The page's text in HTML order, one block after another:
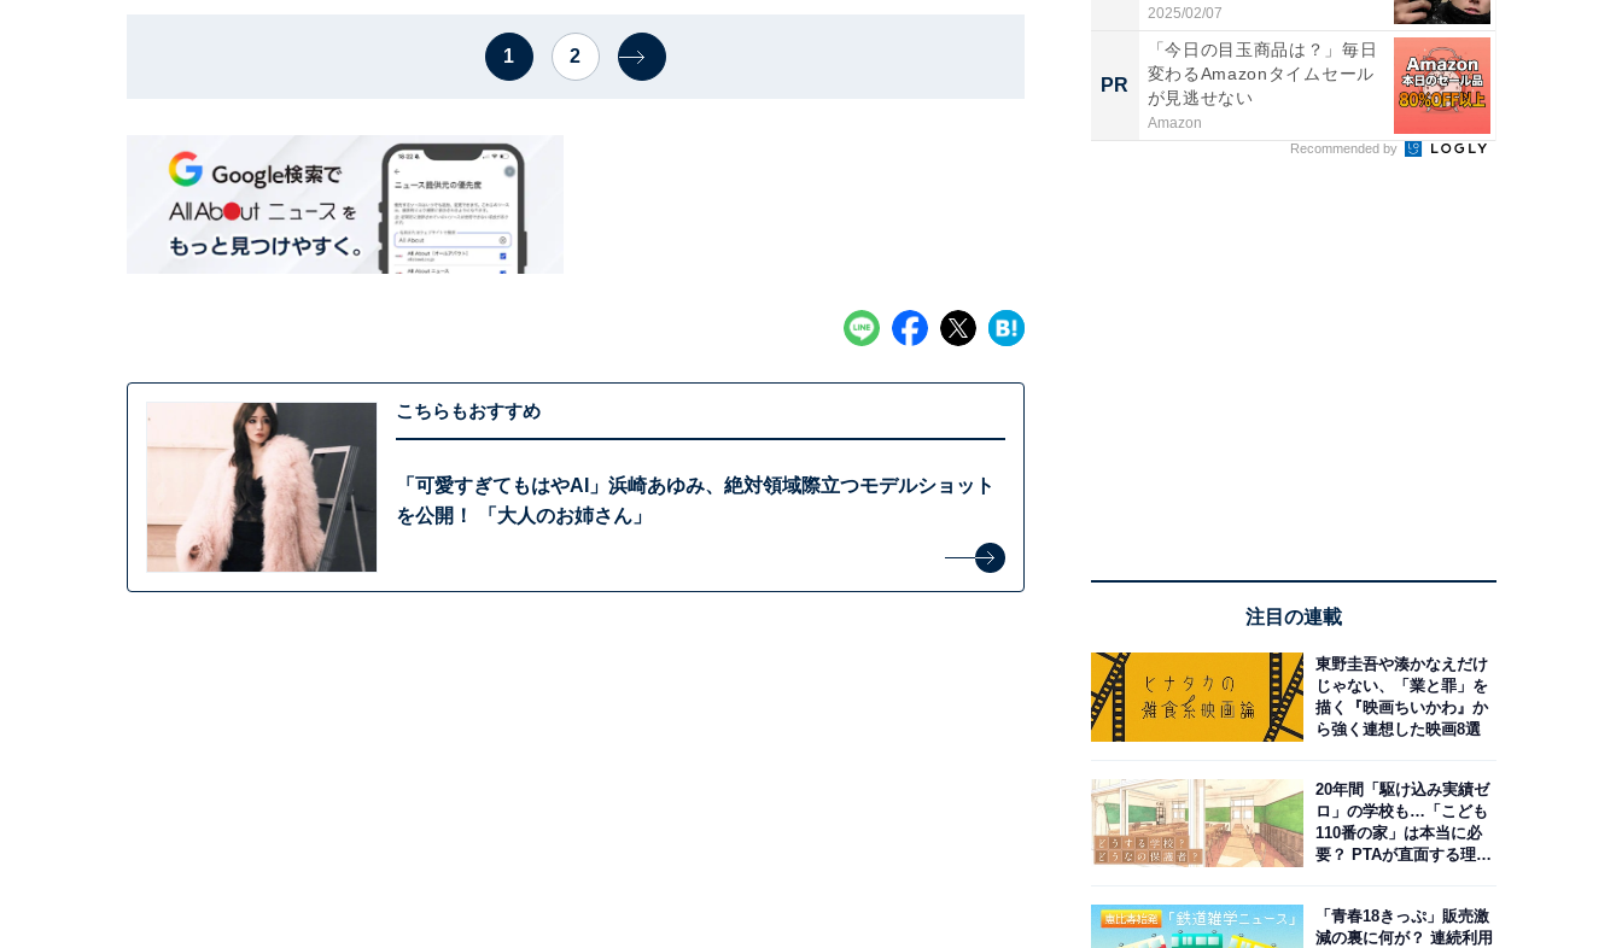
1 2
こちらもおすすめ
「可愛すぎてもはやAI」浜崎あゆみ、絶対領域際立つモデルショット
を公開！ 「大人のお姉さん」
2025/02/07
PR
「今日の目玉商品は？」毎日
変わるAmazonタイムセール
が見逃せない
Amazon
Recommended by
注目の連載
東野圭吾や湊かなえだけ
じゃない、「業と罪」を
描く『映画ちいかわ』か
ら強く連想した映画8選
20年間「駆け込み実績ゼ
ロ」の学校も…「こども
110番の家」は本当に必
要？ PTAが直面する理想
「青春18きっぷ」販売激
減の裏に何が？ 連続利用